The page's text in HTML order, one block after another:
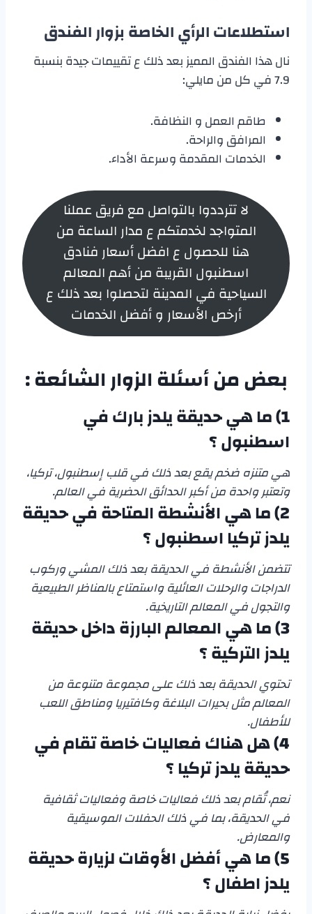
استطلاعات الرأي الخاصة بزوار الفندق
نال هذا الفندق المميز بعد ذلك ع تقييمات جيدة بنسبة
7.9 في كل من مايلي:
طاقم العمل و النظافة.
المرافق والراحة.
الخدمات المقدمة وسرعة الأداء.
لا تترددوا بالتواصل مع فريق عملنا
المتواجد لخدمتكم ع مدار الساعة من
هنا للحصول ع افضل أسعار فنادق
اسطنبول القريبة من أهم المعالم
السياحية في المدينة لتحصلوا بعد ذلك ع
أرخص الأسعار و أفضل الخدمات
بعض من أسئلة الزوار الشائعة :
1) ما هيحديقة يلدز بارك في
اسطنبول؟
هي متنزه ضخم يقع بعد ذلك في قلب إسطنبول، تركيا،
وتعتبر واحدة من أكبر الحدائق الحضرية في العالم.
2) ما هي الأنشطة المتاحة فيحديقة
يلدز تركيا اسطنبول؟
تتضمن الأنشطة في الحديقة بعد ذلك المشي وركوب
الدراجات والرحلات العائلية واستمتاع بالمناظر الطبيعية
والتجول في المعالم التاريخية.
3) ما هي المعالم البارزة داخلحديقة
يلدز التركية؟
تحتوي الحديقة بعد ذلك على مجموعة متنوعة من
المعالم مثل بحيرات البلاغة وكافتيريا ومناطق اللعب
للأطفال.
4) هل هناك فعاليات خاصة تقام في
حديقة يلدز تركيا؟
نعم، تُقام بعد ذلك فعاليات خاصة وفعاليات ثقافية
في الحديقة، بما في ذلك الحفلات الموسيقية
والمعارض.
5) ما هي أفضل الأوقات لزيارةحديقة
يلدز اطفال؟